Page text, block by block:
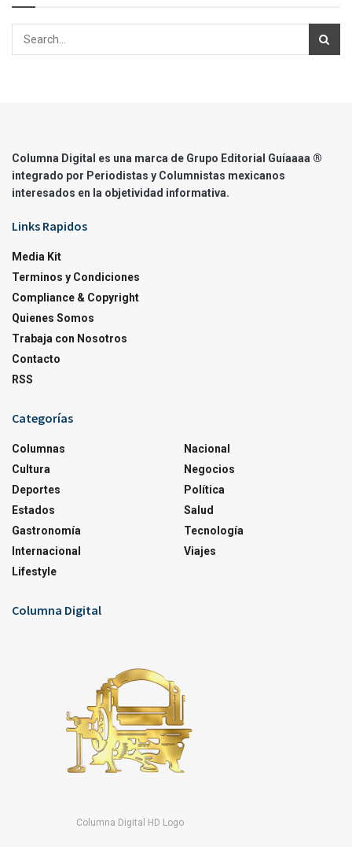
Columna Digital es una marca de Grupo Editorial Guíaaaa ®
integrado por Periodistas y Columnistas mexicanos
interesados en la objetividad informativa.
Links Rapidos
Media Kit
Terminos y Condiciones
Compliance & Copyright
Quienes Somos
Trabaja con Nosotros
Contacto
RSS
Categorías
Columnas
Cultura
Deportes
Estados
Gastronomía
Internacional
Lifestyle
Nacional
Negocios
Política
Salud
Tecnología
Viajes
Columna Digital
Columna Digital HD Logo